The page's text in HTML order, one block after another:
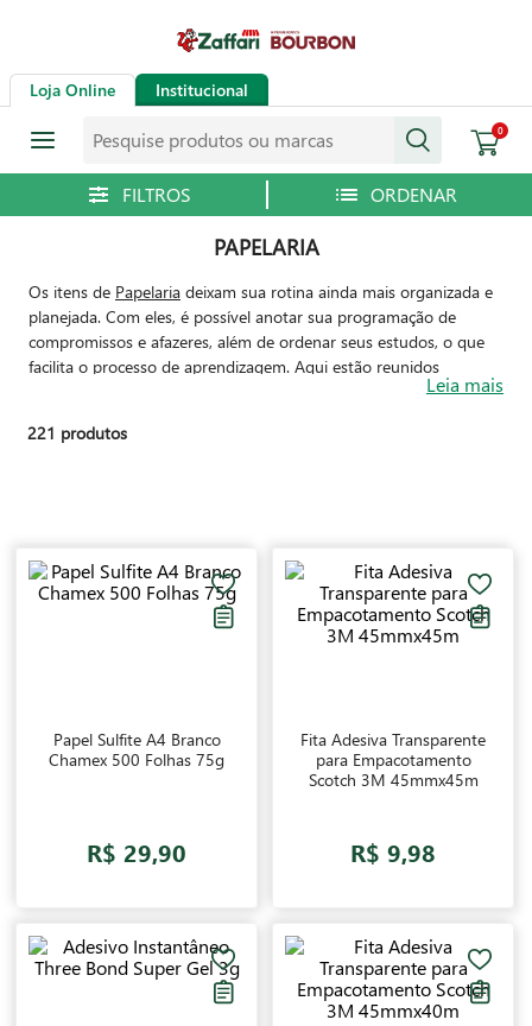
Loja Online Institucional
0
PAPELARIA
Os itens de Papelaria deixam sua rotina ainda mais organizada e
planejada. Com eles, é possível anotar sua programação de
compromissos e afazeres, além de ordenar seus estudos, o que
facilita o processo de aprendizagem. Aqui estão reunidos
papel A4e
utilizados em diversos momentos. Que tal montar uma lista com
Leia mais
221 produtos
Papel Sulfite A4 Branco
Chamex 500 Folhas 75g
R$ 29,90
Fita Adesiva Transparente
para Empacotamento
Scotch 3M 45mmx45m
R$ 9,98